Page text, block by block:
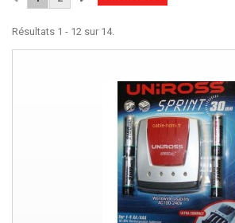
Résultats 1 - 12 sur 14.